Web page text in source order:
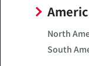
North
South
～で始まる